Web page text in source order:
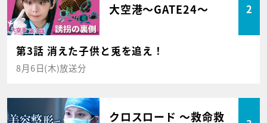
大空港～GATE24～ 2
第3話 消えた子供と兎を追え！
8月6日(木)放送分
クロスロード ～救命救